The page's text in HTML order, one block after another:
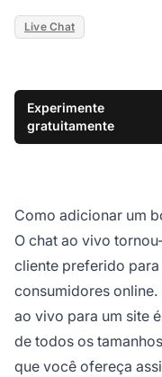
Live Chat
Experimente
gratuitamente
Como adicionar um
O chat ao vivo
cliente preferido
consumidores
ao vivo para um site
de todos os
que você ofereça